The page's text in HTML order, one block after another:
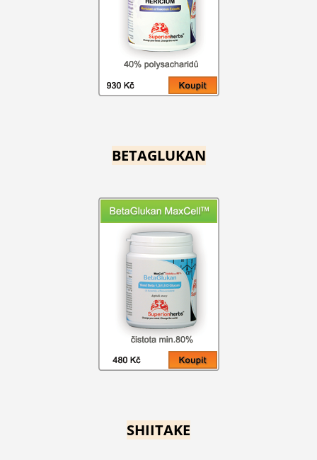
BETAGLUKAN
SHIITAKE